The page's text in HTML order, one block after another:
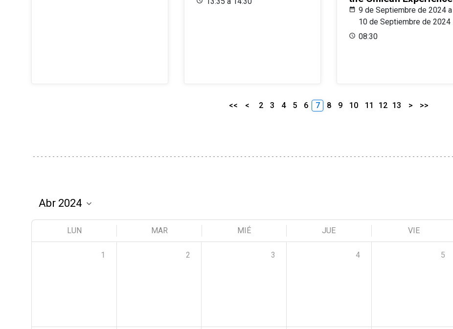
9 de Septiembre de 2024 a
10 de Septiembre de 2024
08:30
<< < 2 3 4 5 6 7 8 9 10 11 12 13 > >>
LUN MAR MIÉ JUE VIE
1 2 3 4 5